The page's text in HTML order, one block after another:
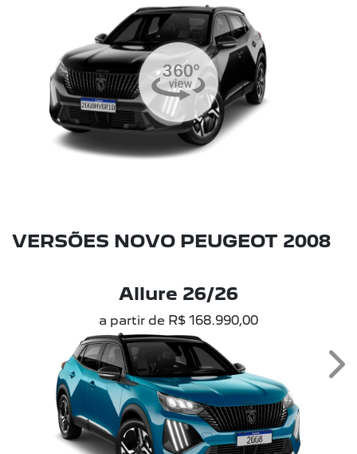
VERSÕES NOVO PEUGEOT 2008
Allure 26/26
a partir de R$ 168.990,00